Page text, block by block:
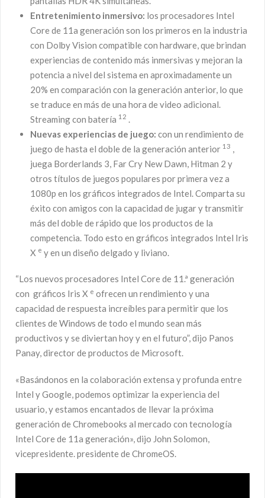
Entretenimiento inmersivo: los procesadores Intel
Core de 11a generación son los primeros en la industria
con Dolby Vision compatible con hardware, que brindan
experiencias de contenido más inmersivas y mejoran la
potencia a nivel del sistema en aproximadamente un
20% en comparación con la generación anterior, lo que
se traduce en más de una hora de video adicional.
Streaming con batería 12 .
Nuevas experiencias de juego: con un rendimiento de
juego de hasta el doble de la generación anterior 13 ,
juega Borderlands 3, Far Cry New Dawn, Hitman 2 y
otros títulos de juegos populares por primera vez a
1080p en los gráficos integrados de Intel. Comparta su
éxito con amigos con la capacidad de jugar y transmitir
más del doble de rápido que los productos de la
competencia. Todo esto en gráficos integrados Intel Iris
X e y en un diseño delgado y liviano.
“Los nuevos procesadores Intel Core de 11.ª generación
con gráficos Iris X e ofrecen un rendimiento y una
capacidad de respuesta increíbles para permitir que los
clientes de Windows de todo el mundo sean más
productivos y se diviertan hoy y en el futuro”, dijo Panos
Panay, director de productos de Microsoft.
«Basándonos en la colaboración extensa y profunda entre
Intel y Google, podemos optimizar la experiencia del
usuario, y estamos encantados de llevar la próxima
generación de Chromebooks al mercado con tecnología
Intel Core de 11a generación», dijo John Solomon,
vicepresidente. presidente de ChromeOS.